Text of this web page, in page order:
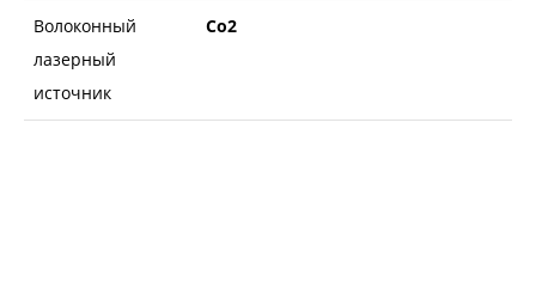
Волоконный
лазерный
источник
Co2